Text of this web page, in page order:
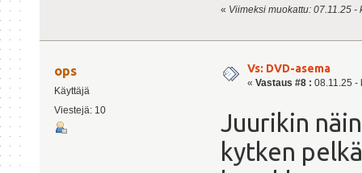
« Viimeksi muokattu: 07.11.25
ops
Käyttäjä
Viestejä: 10
Vs: DVD-asema
« Vastaus #8 : 08.11.25 -
Juurikin
kytken